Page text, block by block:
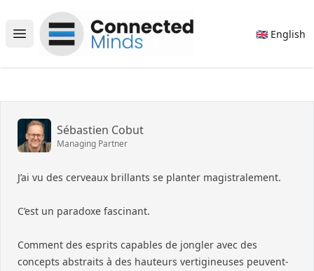
Open main menu
Connected Minds
🇬🇧 English
Sébastien Cobut
Managing Partner
J’ai vu des cerveaux brillants se planter magistralement.
C’est un paradoxe fascinant.
Comment des esprits capables de jongler avec des
concepts abstraits à des hauteurs vertigineuses peuvent-